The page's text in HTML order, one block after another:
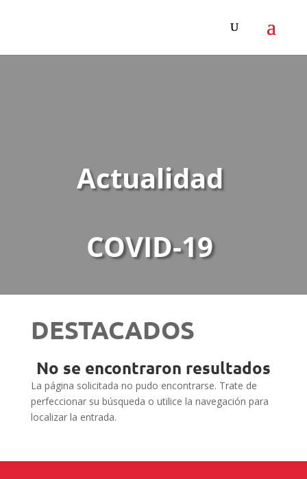
Actualidad
COVID-19
DESTACADOS
No se encontraron resultados
La página solicitada no pudo encontrarse. Trate de
perfeccionar su búsqueda o utilice la navegación para
localizar la entrada.